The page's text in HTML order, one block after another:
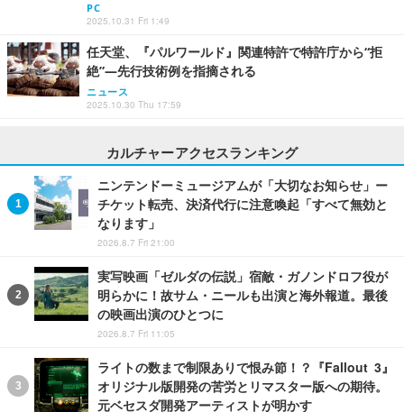
PC
2025.10.31 Fri 1:49
任天堂、『パルワールド』関連特許で特許庁から“拒
絶”―先行技術例を指摘される
ニュース
2025.10.30 Thu 17:59
カルチャーアクセスランキング
ニンテンドーミュージアムが「大切なお知らせ」ー
チケット転売、決済代行に注意喚起「すべて無効と
なります」
2026.8.7 Fri 21:00
実写映画「ゼルダの伝説」宿敵・ガノンドロフ役が
明らかに！故サム・ニールも出演と海外報道。最後
の映画出演のひとつに
2026.8.7 Fri 11:05
ライトの数まで制限ありで恨み節！？『Fallout 3』
オリジナル版開発の苦労とリマスター版への期待。
元ベセスダ開発アーティストが明かす